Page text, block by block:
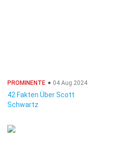
PROMINENTE 04 Aug 2024
42 Fakten Über Scott
Schwartz